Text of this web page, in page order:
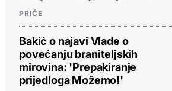
PRIČE
Bakić o najavi Vlade o
povećanju braniteljskih
mirovina: 'Prepakiranje
prijedloga Možemo!'